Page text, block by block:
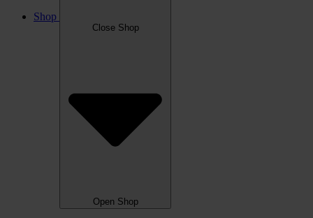
Shop
Close Shop
Open Shop